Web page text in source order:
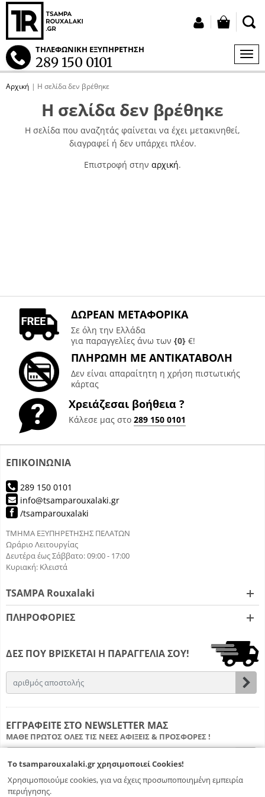
ΤΗΛΕΦΩΝΙΚΗ ΕΞΥΠΗΡΕΤΗΣΗ
289 150 0101
Σύνδεση
Αρχική Η σελίδα δεν βρέθηκε
Η σελίδα δεν βρέθηκε
Η σελίδα που αναζητάς φαίνεται να έχει μετακινηθεί,
διαγραφεί ή δεν υπάρχει πλέον.
Επιστροφή στην αρχική.
ΔΩΡΕΑΝ ΜΕΤΑΦΟΡΙΚΑ
Σε όλη την Ελλάδα
για παραγγελίες άνω των{0} €!
ΠΛΗΡΩΜΗ ΜΕ ΑΝΤΙΚΑΤΑΒΟΛΗ
Δεν είναι απαραίτητη η χρήση πιστωτικής
κάρτας
Χρειάζεσαι βοήθεια ?
Κάλεσε μας στο289 150 0101
ΕΠΙΚΟΙΝΩΝΙΑ
289 150 0101
info@tsamparouxalaki.gr
/tsamparouxalaki
ΤΜΗΜΑ ΕΞΥΠΗΡΕΤΗΣΗΣ ΠΕΛΑΤΩΝ
Ωράριο Λειτουργίας
Δευτέρα έως Σάββατο: 09:00 - 17:00
Κυριακή: Κλειστά
TSAMPA Rouxalaki
ΠΛΗΡΟΦΟΡΙΕΣ
ΔΕΣ ΠΟΥ ΒΡΙΣΚΕΤΑΙ Η ΠΑΡΑΓΓΕΛΙΑ ΣΟΥ!
Email
ΕΓΓΡΑΦΕΙΤΕ ΣΤΟ NEWSLETTER ΜΑΣ
ΜΑΘΕ ΠΡΩΤΟΣ ΟΛΕΣ ΤΙΣ ΝΕΕΣ ΑΦΙΞΕΙΣ & ΠΡΟΣΦΟΡΕΣ !
Υποσχόμαστε ότι δε θα σε spam-άρουμε
Totsamparouxalaki.grχρησιμοποιεί Cookies!
Χρησιμοποιούμε cookies, για να έχεις προσωποποιημένη εμπειρία
περιήγησης.